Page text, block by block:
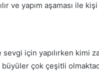
ve yapım aşaması ile
sevgi için yapılırken kimi
büyüler çok çeşitli